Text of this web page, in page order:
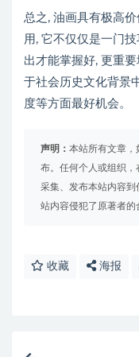
总之, 油画具有极高
用, 它不仅仅是一门
出才能掌握好, 更重
于社会历史文化背景
度等方面最好机会。
声明： 本站所有文章，
布。任何个人或组织，
采集、发布本站内容
站内容侵犯了原著者的
收藏 海报